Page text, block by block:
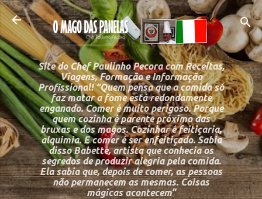
Pular para o
Site do Chef Paulinho Pecora com Receitas,
Viagens, Formação e Informação
Profissional! “Quem pensa que a comida só
faz matar a fome está redondamente
enganado. Comer é muito perigoso. Porque
quem cozinha é parente próximo das
bruxas e dos magos. Cozinhar é feitiçaria,
alquimia. E comer é ser enfeitiçado. Sabia
disso Babette, artista que conhecia os
segredos de produzir alegria pela comida.
Ela sabia que, depois de comer, as pessoas
não permanecem as mesmas. Coisas
mágicas acontecem”